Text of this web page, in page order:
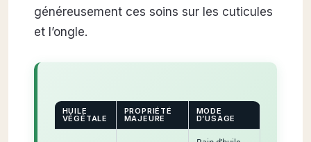
généreusement ces soins sur les cuticules
et l’ongle.
HUILE
VÉGÉTALE
PROPRIÉTÉ
MAJEURE
MODE
D’USAGE